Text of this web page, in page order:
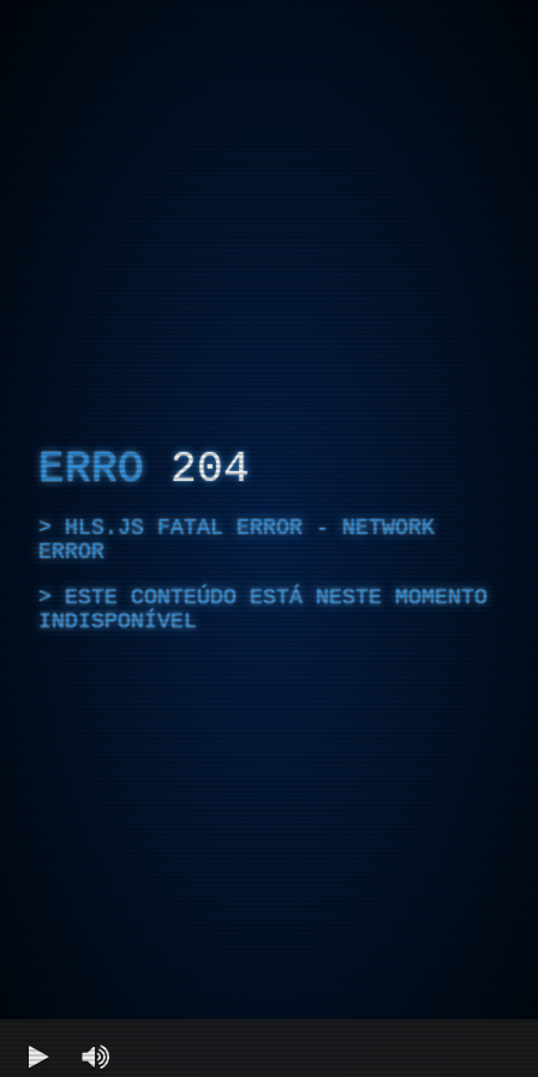
ERRO 204
HLS.JS FATAL ERROR - NETWORK
ERROR
ESTE CONTEÚDO ESTÁ NESTE MOMENTO
INDISPONÍVEL